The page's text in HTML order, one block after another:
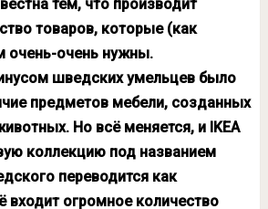
тем, что производит
товаров, которые (как
очень-очень нужны.
шведских умельцев было
предметов мебели, созданных
Но всё меняется, и IKEA
коллекцию под названием
переводится как
входит огромное количество